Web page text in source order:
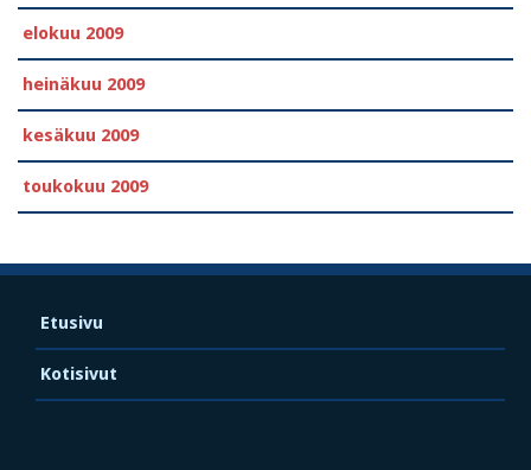
elokuu 2009
heinäkuu 2009
kesäkuu 2009
toukokuu 2009
Etusivu
Kotisivut